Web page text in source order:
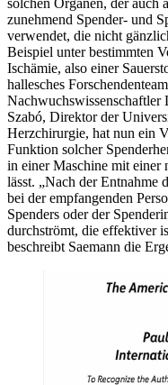
zunehmend Spender- und
verwendet, die nicht
Beispiel unter bestimmten
Ischämie, also einer
hallesches
Nachwuchswissenschaftler
Szabó, Direktor der
Herzchirurgie, hat nun ein
Funktion solcher
in einer Maschine mit einer
lässt. „Nach der Entnahme
bei der empfangenden
Spenders oder der
durchströmt, die effektiver
beschreibt Saemann die